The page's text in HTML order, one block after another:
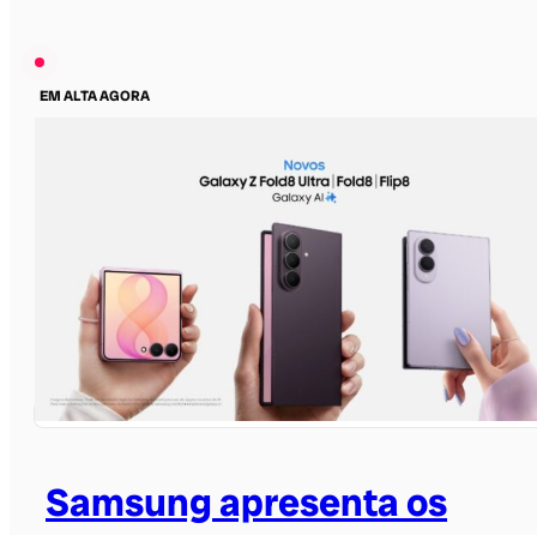
EM ALTA AGORA
Samsung apresenta os